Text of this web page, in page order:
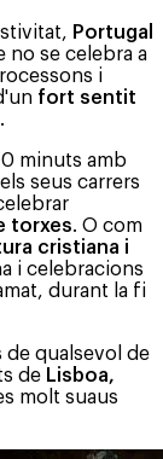
Portugal
no se celebra a
i
fort sentit
minuts amb
seus carrers
torxes. O com
cristiana i
i celebracions
durant la fi
de qualsevol de
de Lisboa,
molt suaus